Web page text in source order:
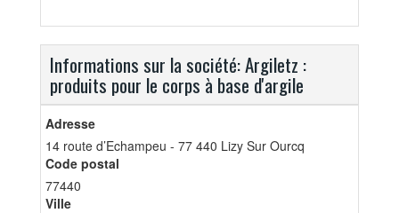
Informations sur la société: Argiletz :
produits pour le corps à base d'argile
Adresse
14 route d’Echampeu - 77 440 Lizy Sur Ourcq
Code postal
77440
Ville